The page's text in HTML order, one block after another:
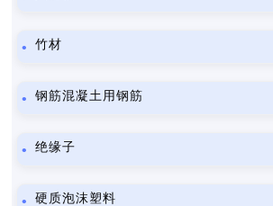
竹材
钢筋混凝土用钢筋
绝缘子
硬质泡沫塑料